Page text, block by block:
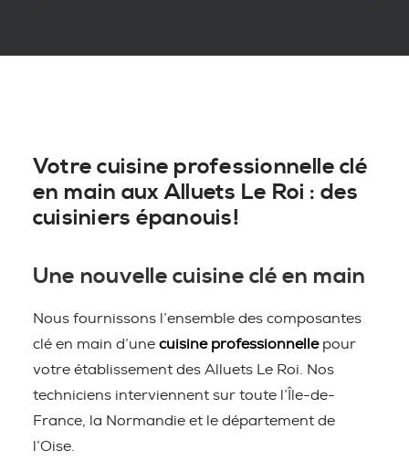
Votre cuisine professionnelle clé
en main aux Alluets Le Roi : des
cuisiniers épanouis!
Une nouvelle cuisine clé en main
Nous fournissons l’ensemble des composantes
clé en main d’une cuisine professionnellepour
votre établissement des Alluets Le Roi. Nos
techniciens interviennent sur toute l’Île-de-
France, la Normandie et le département de
l’Oise.